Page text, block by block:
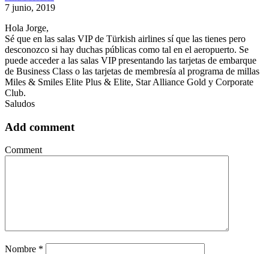
7 junio, 2019
Hola Jorge,
Sé que en las salas VIP de Türkish airlines sí que las tienes pero
desconozco si hay duchas públicas como tal en el aeropuerto. Se
puede acceder a las salas VIP presentando las tarjetas de embarque
de Business Class o las tarjetas de membresía al programa de millas
Miles & Smiles Elite Plus & Elite, Star Alliance Gold y Corporate
Club.
Saludos
Add comment
Comment
Nombre *